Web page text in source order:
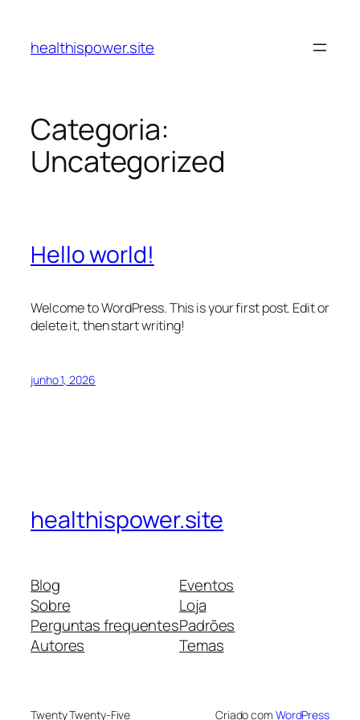
healthispower.site
Categoria:
Uncategorized
Hello world!
Welcome to WordPress. This is your first post. Edit or
delete it, then start writing!
junho 1, 2026
healthispower.site
Blog
Sobre
Perguntas frequentes
Autores
Eventos
Loja
Padrões
Temas
Twenty Twenty-Five Criado com WordPress